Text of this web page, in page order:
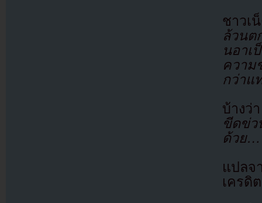
ชาวเ
ล้วนต
นอาเ
ความ
กว่าแ
บ้างว่
ขีดข่ว
ด้วย
แปล
เครดิ